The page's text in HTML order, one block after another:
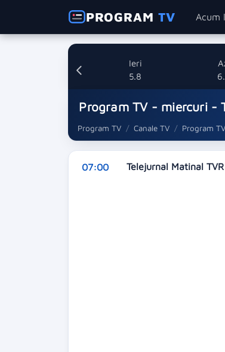
PROGRAMTV Acum
Ieri
5.8
Program TV - miercuri -
Program TV Canale TV Program
07:00 Telejurnal Matinal